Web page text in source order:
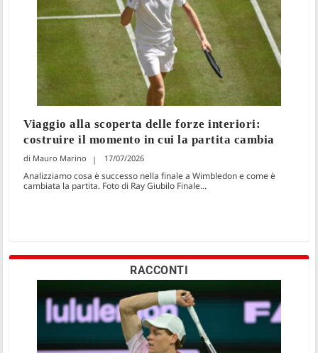
Viaggio alla scoperta delle forze interiori:
costruire il momento in cui la partita cambia
Mauro Marino 17/07/2026
Analizziamo cosa è successo nella finale a Wimbledon e come è
cambiata la partita. Foto di Ray Giubilo Finale...
RACCONTI